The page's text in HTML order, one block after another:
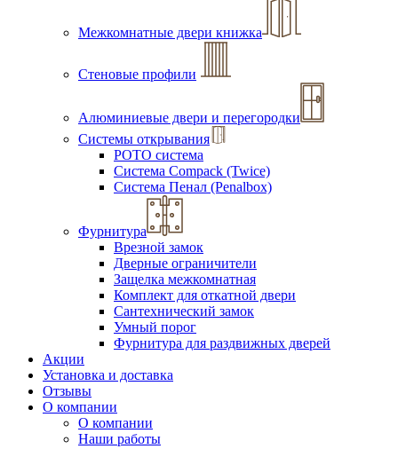
Межкомнатные двери книжка
Стеновые профили
Алюминиевые двери и перегородки
Системы открывания
РОТО система
Система Compack (Twice)
Система Пенал (Penalbox)
Фурнитура
Врезной замок
Дверные ограничители
Защелка межкомнатная
Комплект для откатной двери
Сантехнический замок
Умный порог
Фурнитура для раздвижных дверей
Акции
Установка и доставка
Отзывы
О компании
О компании
Наши работы